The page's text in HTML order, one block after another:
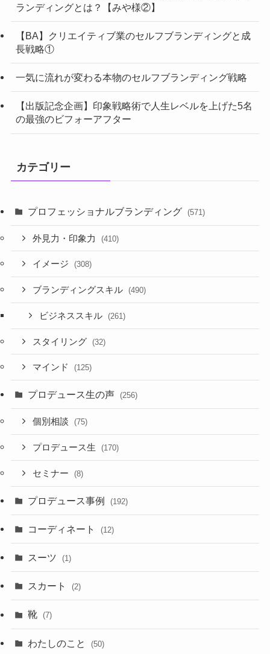
ランディングとは？【みや様②】
【BA】クリエイティブ業のセルフブランディングと成
長戦略①
一気に流れが変わる本物のセルフブランディング戦略
【出版記念企画】印象戦略術で人生レベルを上げた5名
の最強のビフォーアフター
カテゴリー
プロフェッショナルブランディング (571)
外見力・印象力 (410)
イメージ (308)
ブランディングスキル (490)
ビジネススキル (261)
スタイリング (32)
マインド (125)
プロデュース生の声 (256)
個別相談 (75)
プロデュース生 (170)
セミナー (8)
プロデュース事例 (192)
コーディネート (12)
スーツ (1)
スカート (2)
靴 (7)
わたしのこと (50)